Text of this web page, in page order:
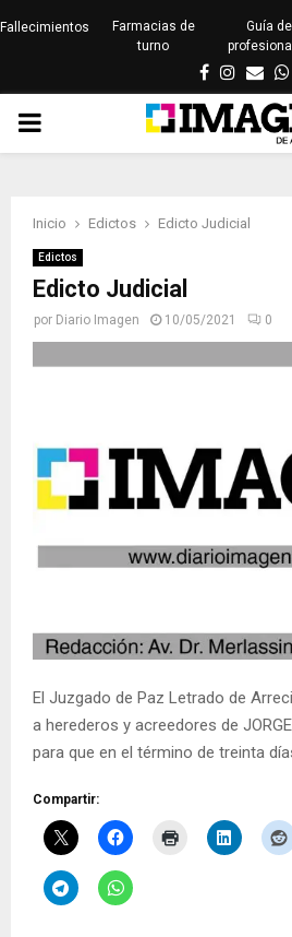
Fallecimientos
Farmacias de
turno
Guía de
Facebook
Email
PRIMARY
Inicio Edictos Edicto Judicial
Edictos
Edicto Judicial
por Diario Imagen 10/05/2021 0
El Juzgado de Paz Letrado de
a herederos y acreedores de JORGE
para que en el término de treinta
Compartir: